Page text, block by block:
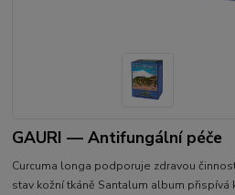
GAURI — Antifungální péče
Curcuma longa podporuje zdravou
stav kožní tkáně Santalum album přispívá